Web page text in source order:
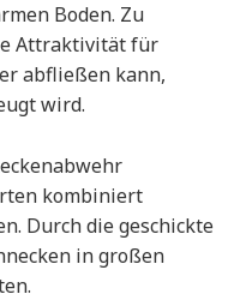
Boden. Zu
Attraktivität für
abfließen kann,
wird.
kombiniert
Durch die geschickte
in großen